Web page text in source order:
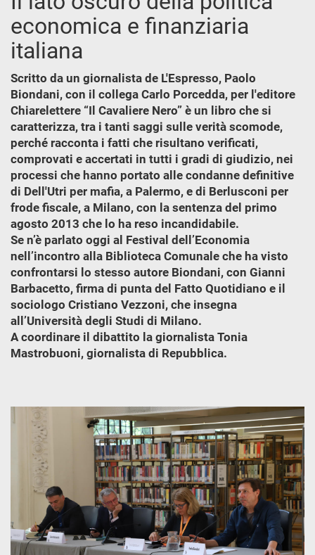
economica e finanziaria
italiana
Scritto da un giornalista de L'Espresso, Paolo
Biondani, con il collega Carlo Porcedda, per l'editore
Chiarelettere “Il Cavaliere Nero” è un libro che si
caratterizza, tra i tanti saggi sulle verità scomode,
perché racconta i fatti che risultano verificati,
comprovati e accertati in tutti i gradi di giudizio, nei
processi che hanno portato alle condanne definitive
di Dell'Utri per mafia, a Palermo, e di Berlusconi per
frode fiscale, a Milano, con la sentenza del primo
agosto 2013 che lo ha reso incandidabile.
Se n’è parlato oggi al Festival dell’Economia
nell’incontro alla Biblioteca Comunale che ha visto
confrontarsi lo stesso autore Biondani, con Gianni
Barbacetto, firma di punta del Fatto Quotidiano e il
sociologo Cristiano Vezzoni, che insegna
all’Università degli Studi di Milano.
A coordinare il dibattito la giornalista Tonia
Mastrobuoni, giornalista di Repubblica.